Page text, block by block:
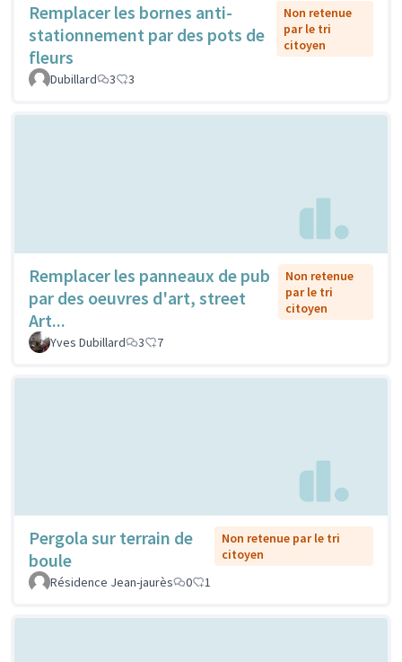
Remplacer les bornes anti-
stationnement par des pots de
fleurs
Non retenue
par le tri
citoyen
Dubillard 3 3
Remplacer les panneaux de pub
par des oeuvres d'art, street
Art...
Non retenue
par le tri
citoyen
Yves Dubillard 3 7
Pergola sur terrain de
boule
Non retenue par le tri
citoyen
Résidence Jean-jaurès
0 1